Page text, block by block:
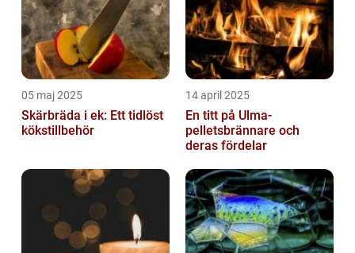
05 maj 2025
Skärbräda i ek: Ett tidlöst
kökstillbehör
14 april 2025
En titt på Ulma-
pelletsbrännare och
deras fördelar